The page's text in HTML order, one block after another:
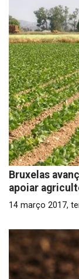
Bruxelas
apoiar
14 março 2017,